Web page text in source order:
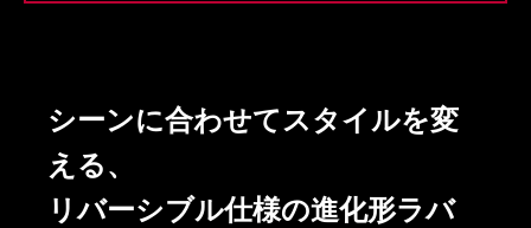
シーンに合わせてスタイルを変
える、
リバーシブル仕様の進化形ラバ